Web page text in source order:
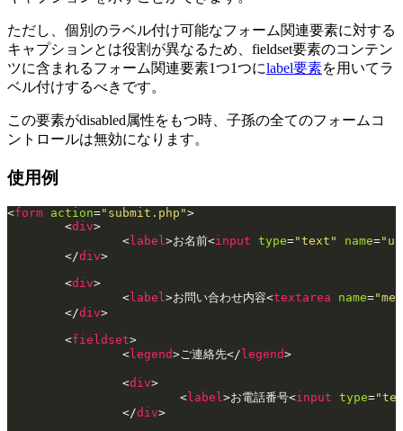
ただし、個別のラベル付け可能なフォーム関連要素に対する
キャプションとは役割が異なるため、fieldset要素のコンテン
ツに含まれるフォーム関連要素1つ1つにlabel要素を用いてラ
ベル付けするべきです。
この要素がdisabled属性をもつ時、子孫の全てのフォームコ
ントロールは無効になります。
使用例
<form action="submit.php">
	<
div>
		<
label>お名前<input type="text" name=
	</
div>
	<
div>
		<
label>お問い合わせ内容<textarea name=
	</
div>
	<
fieldset>
		<
legend>ご連絡先</ legend>
		<
div>
			<
label>お電話番号<input type=
		</
div>